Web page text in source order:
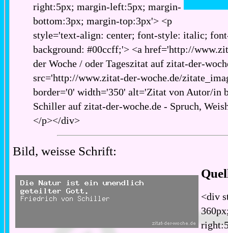
right:5px; margin-left:5px; margin-
bottom:3px; margin-top:3px'> <p
style='text-align: center; font-style: italic;
background: #00ccff;'> <a href='http://
der Woche / oder Tageszitat auf zitat-der-
src='http://www.zitat-der-woche.de/
border='0' width='350' alt='Zitat von Autor/in
Schiller auf zitat-der-woche.de - Spruch,
</p></div>
Bild, weisse Schrift:
<div